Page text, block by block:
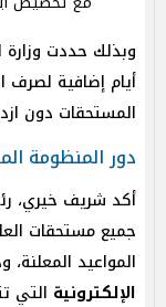
أيام إضافية
المستحقات دون
دور المنظومة
أكد شريف خيري،
جميع مستحقات
المواعيد
الإلكترونية التي